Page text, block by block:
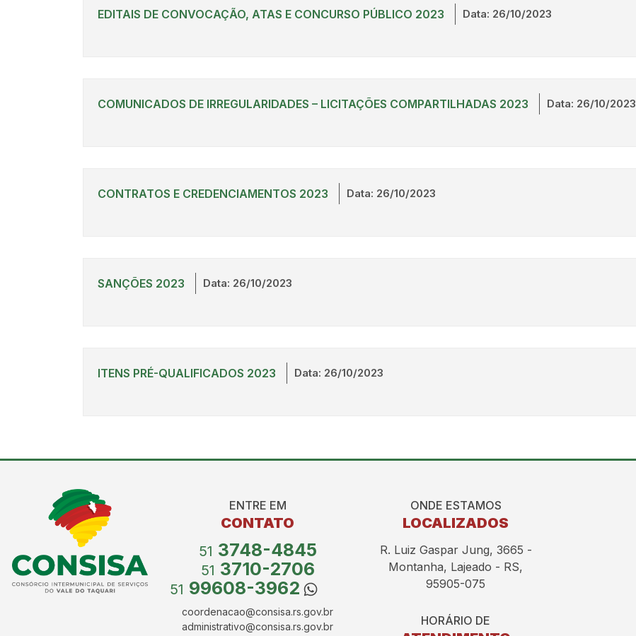
EDITAIS DE CONVOCAÇÃO, ATAS E CONCURSO PÚBLICO 2023 Data: 26/10/2023
COMUNICADOS DE IRREGULARIDADES – LICITAÇÕES COMPARTILHADAS 2023 Data: 26/10/2023
CONTRATOS E CREDENCIAMENTOS 2023 Data: 26/10/2023
SANÇÕES 2023 Data: 26/10/2023
ITENS PRÉ-QUALIFICADOS 2023 Data: 26/10/2023
ENTRE EM
CONTATO
51 3748-4845
51 3710-2706
51 99608-3962
coordenacao@consisa.rs.gov.br
administrativo@consisa.rs.gov.br
ONDE ESTAMOS
LOCALIZADOS
R. Luiz Gaspar Jung, 3665 -
Montanha, Lajeado - RS,
95905-075
HORÁRIO DE